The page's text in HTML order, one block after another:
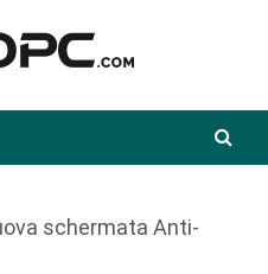
schermata Anti-